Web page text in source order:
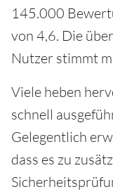
145.000
von 4,6. Die
Nutzer stimmt
Viele heben
schnell
Gelegentlich
dass es zu